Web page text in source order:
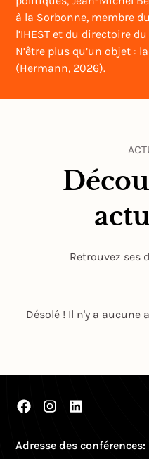
à la Sorbonne, membre
l’IHEST et du directoire
N’être plus qu’un objet :
(Hermann, 2026).
Retrouvez ses
Désolé ! Il n'y a
Adresse des conférences: